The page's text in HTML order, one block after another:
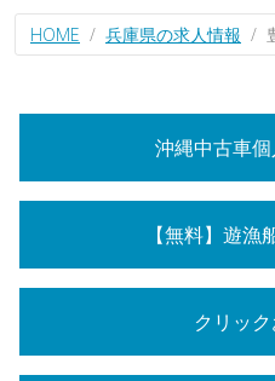
HOME 兵庫県の求人情報
沖縄中古車
【無料】遊
クリッ